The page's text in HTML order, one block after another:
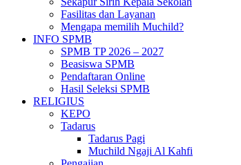
Fasilitas dan Layanan
Mengapa memilih Muchild?
INFO SPMB
SPMB TP 2026 – 2027
Beasiswa SPMB
Pendaftaran Online
Hasil Seleksi SPMB
RELIGIUS
KEPO
Tadarus
Tadarus Pagi
Muchild Ngaji Al Kahfi